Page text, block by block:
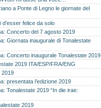
a Ponte di Legno le giornate del
d’esser felice da solo
Concerto del 7 agosto 2019
Giornata inaugurale di Tonalestate
Concerto inaugurale Tonalestate 2019
2019 ITA/ESP/FRA/ENG
2019
presentata l’edizione 2019
Tonalestate 2019 “In die irae:
2019